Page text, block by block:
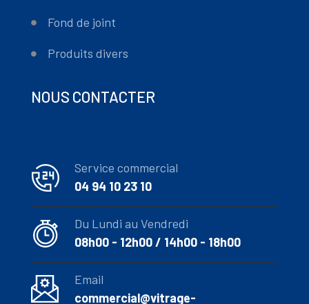
Fond de joint
Produits divers
NOUS CONTACTER
Service commercial
04 94 10 23 10
Du Lundi au Vendredi
08h00 - 12h00 / 14h00 - 18h00
Email
commercial@vitrage-